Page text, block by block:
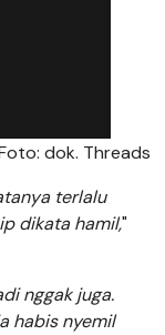
dok. Threads
terlalu
dikata hamil,"
nggak juga.
habis nyemil